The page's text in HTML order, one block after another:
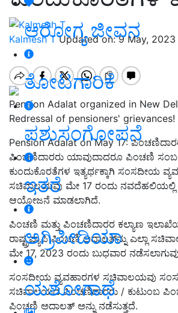
ಆರೋಗ್ಯ ಜೀವನ
ತೋಟಗಾರಿಕೆ
ಪಶುಸಂಗೋಪನೆ
ಇತರೆ
ಅಗ್ರಿಪೀಡಿಯಾ
ಯಶೋಗಾಥೆ
Kalmesh TUpdated on: 9 May, 2023
Pension Adalat organized in New
Redressal of pensioners' grievances!
Pension Adalat on May 17:
ಪಿಂಚಣಿದಾರರು ಯಾವುದಾದರೂ ಪಿಂಚಣಿ
ಕುಂದುಕೊರತೆಗಳ ಇತ್ಯರ್ಥಕ್ಕಾಗಿ ಸಂಸದೀಯ
ಸಚಿವಾಲಯವು ಮೇ 17 ರಂದು
ಆಯೋಜನೆ ಮಾಡಲಾಗಿದೆ.
ಪಿಂಚಣಿ ಮತ್ತು ಪಿಂಚಣಿದಾರರ ಕಲ್ಯಾಣ
ರಾಷ್ಟ್ರವ್ಯಾಪಿ ಪಿಂಚಣಿ ಅದಾಲತ್‌ನ್ನು ಎಲ್ಲಾ
ಮೇ 17, 2023 ರಂದು ಬುಧವಾರ
ಸಂಸದೀಯ ವ್ಯವಹಾರಗಳ ಸಚಿವಾಲಯವು
ಸಚಿವಾಲಯದ ಪಿಂಚಣಿದಾರರು / ಕುಟುಂಬ
ಪಿಂಚಣಿ ಅದಾಲತ್ ಅನ್ನು ನಡೆಸುತ್ತದೆ.